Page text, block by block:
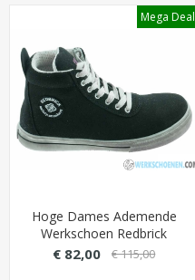
Mega Deal
Hoge Dames Ademende
Werkschoen Redbrick
Linda S3
€ 82,00 € 115,00